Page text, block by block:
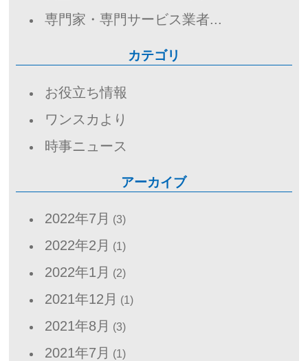
専門家・専門サービス業者...
カテゴリ
お役立ち情報
ワンスカより
時事ニュース
アーカイブ
2022年7月 (3)
2022年2月 (1)
2022年1月 (2)
2021年12月 (1)
2021年8月 (3)
2021年7月 (1)